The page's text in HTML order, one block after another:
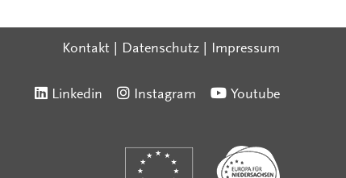
Kontakt Datenschutz Impressum
Linkedin Instagram Youtube